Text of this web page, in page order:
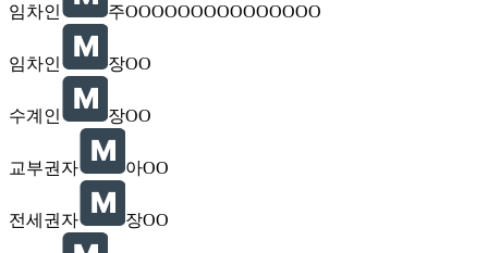
임차인 주OOOOOOOOOOOOOOO
임차인 장OO
수계인 장OO
교부권자 아OO
전세권자 장OO